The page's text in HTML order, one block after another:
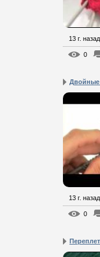
13 г. назад
0
13 г. назад
0